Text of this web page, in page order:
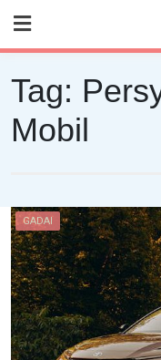
content
Tag:
Mobil
GADAI